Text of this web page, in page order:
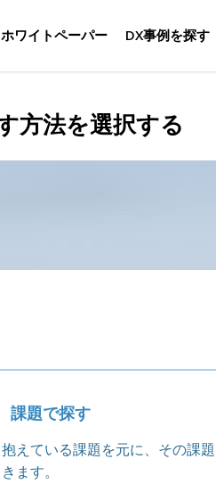
ワイトペーパー DX事例を探す
方法を選択する
課題で探す
抱えている課題を元に、その課
きます。